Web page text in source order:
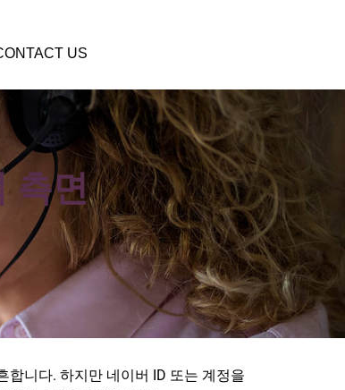
US
측면
합니다. 하지만 네이버 ID 또는 계정을